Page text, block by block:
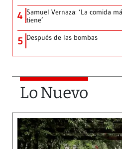
4 Samuel Vernaza: ‘La comida
tiene’
5 Después de las bombas
Lo Nuevo